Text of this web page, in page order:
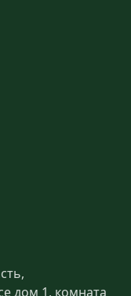
дом 1, комната